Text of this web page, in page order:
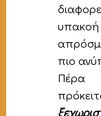
πιο
Πέρα